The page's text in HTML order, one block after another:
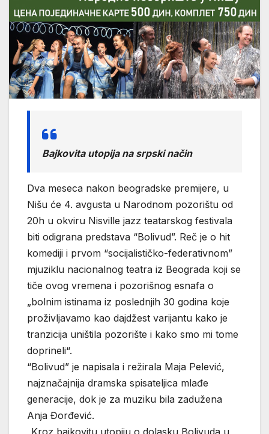
Bajkovita utopija na srpski način
Dva meseca nakon beogradske premijere, u
Nišu će 4. avgusta u Narodnom pozorištu od
20h u okviru Nisville jazz teatarskog festivala
biti odigrana predstava “Bolivud”. Reč je o hit
komediji i prvom “socijalističko-federativnom”
mjuziklu nacionalnog teatra iz Beograda koji se
tiče ovog vremena i pozorišnog esnafa o
„bolnim istinama iz poslednjih 30 godina koje
proživljavamo kao dajdžest varijantu kako je
tranzicija uništila pozorište i kako smo mi tome
doprineli“.
“Bolivud” je napisala i režirala Maja Pelević,
najznačajnija dramska spisateljica mlađe
generacije, dok je za muziku bila zadužena
Anja Đorđević.